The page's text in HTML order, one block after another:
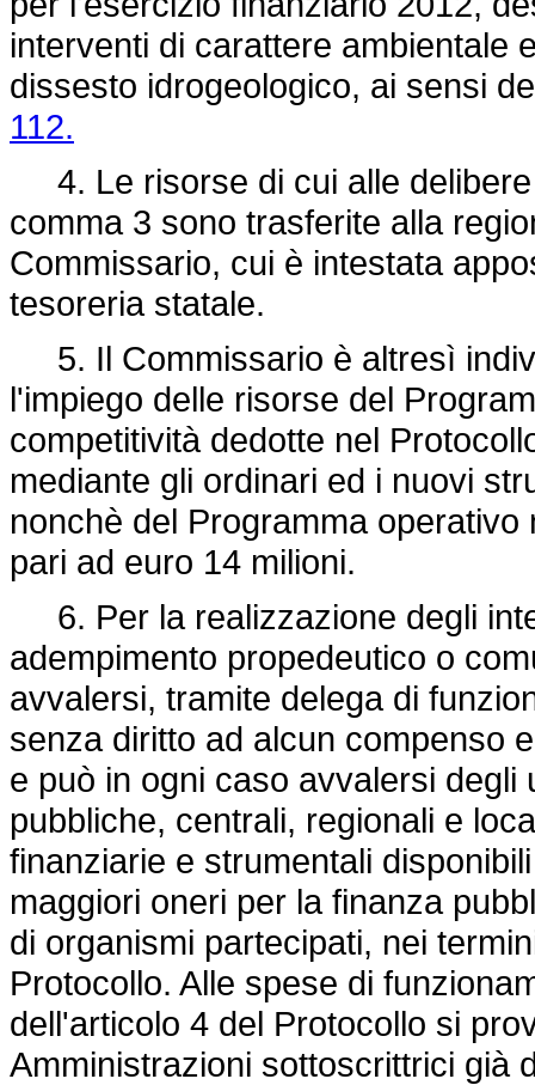
interventi di carattere ambientale
dissesto idrogeologico, ai sensi
112.
4. Le risorse di cui alle delibere
comma 3 sono trasferite alla
Commissario, cui è intestata
tesoreria statale.
5. Il Commissario è altresì
l'impiego delle risorse del
competitività dedotte nel
mediante gli ordinari ed i nuovi
nonchè del Programma
pari ad euro 14 milioni.
6. Per la realizzazione degli
adempimento propedeutico o
avvalersi, tramite delega di
senza diritto ad alcun compenso
e può in ogni caso avvalersi
pubbliche, centrali, regionali e
finanziarie e strumentali
maggiori oneri per la finanza
di organismi partecipati, nei
Protocollo. Alle spese di
dell'articolo 4 del Protocollo si
Amministrazioni sottoscrittrici già